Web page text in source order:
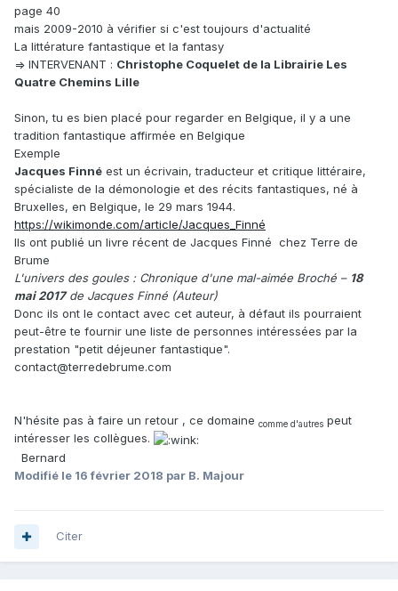
page 40
mais 2009-2010 à vérifier si c'est toujours d'actualité
La littérature fantastique et la fantasy
=> INTERVENANT : Christophe Coquelet de la Librairie Les
Quatre Chemins Lille
Sinon, tu es bien placé pour regarder en Belgique, il y a une
tradition fantastique affirmée en Belgique
Exemple
Jacques Finné est un écrivain, traducteur et critique littéraire,
spécialiste de la démonologie et des récits fantastiques, né à
Bruxelles, en Belgique, le 29 mars 1944.
https://wikimonde.com/article/Jacques_Finné
Ils ont publié un livre récent de Jacques Finné chez Terre de
Brume
L'univers des goules : Chronique d'une mal-aimée Broché – 18
mai 2017de Jacques Finné (Auteur)
Donc ils ont le contact avec cet auteur, à défaut ils pourraient
peut-être te fournir une liste de personnes intéressées par la
prestation "petit déjeuner fantastique".
contact@terredebrume.com
N'hésite pas à faire un retour , ce domaine comme d'autres peut
intéresser les collègues.
Bernard
Modifié le 16 février 2018 par B. Majour
Citer